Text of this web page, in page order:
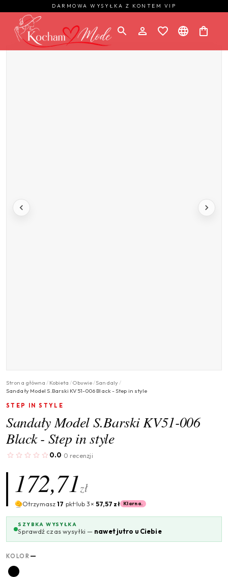
DARMOWA WYSYŁKA Z KONTEM VIP
Strona główna / Kobieta /Obuwie/Sandaly/
Sandały Model S.Barski KV51-006 Black - Step in style
STEP IN STYLE
Sandały Model S.Barski KV51-006
Black - Step in style
0.0· 0 recenzji
172,71zł
Otrzymasz17 pktlub 3× 57,57 zł Klarna.
SZYBKA WYSYŁKA
Sprawdź czas wysyłki — nawet jutro u Ciebie
KOLOR —